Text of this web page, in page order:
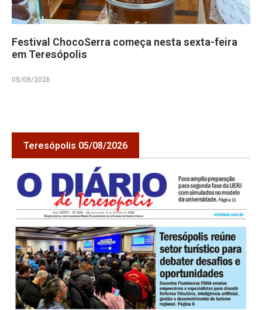
Festival ChocoSerra começa nesta sexta-feira
em Teresópolis
05/08/2026
Teresópolis 05/08/2026